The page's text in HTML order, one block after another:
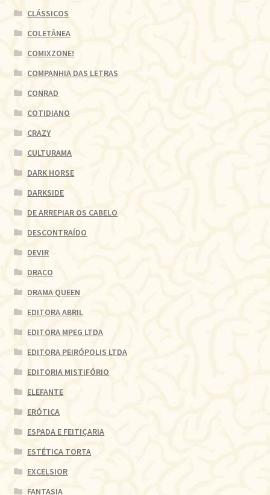
CLÁSSICOS
COLETÂNEA
COMIXZONE!
COMPANHIA DAS LETRAS
CONRAD
COTIDIANO
CRAZY
CULTURAMA
DARK HORSE
DARKSIDE
DE ARREPIAR OS CABELO
DESCONTRAÍDO
DEVIR
DRACO
DRAMA QUEEN
EDITORA ABRIL
EDITORA MPEG LTDA
EDITORA PEIRÓPOLIS LTDA
EDITORIA MISTIFÓRIO
ELEFANTE
ERÓTICA
ESPADA E FEITIÇARIA
ESTÉTICA TORTA
EXCELSIOR
FANTASIA